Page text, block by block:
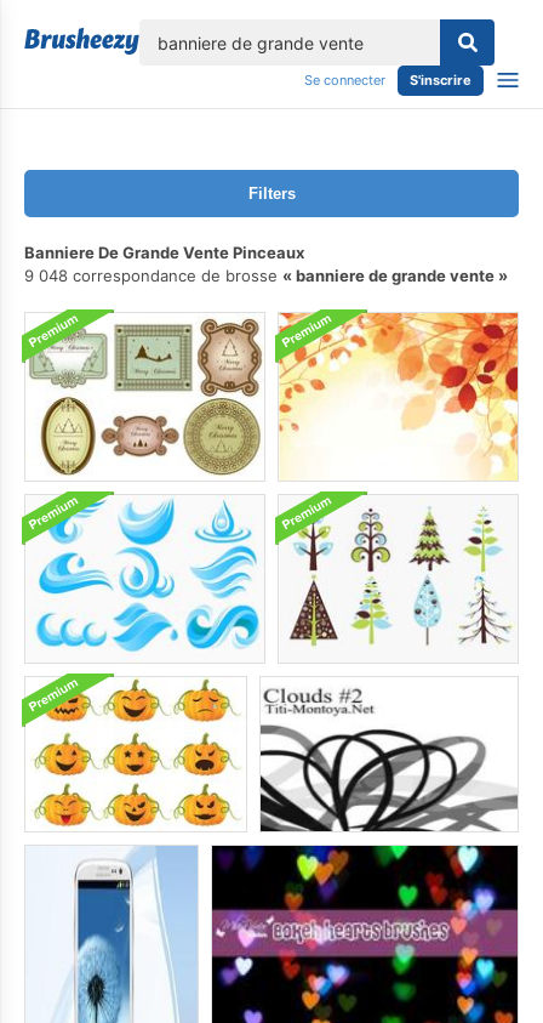
Se connecter S'inscrire
Filters
Banniere De Grande Vente Pinceaux
9 048 correspondance de brosse
banniere de grande vente